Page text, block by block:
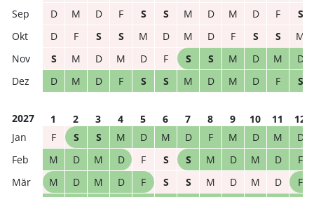
D
M D F S S M D M D F
S
D
F S S M D M D F S S
M
S
M D M D F S S M D M
D
D
M D F S S M D M D F S
2027 1 2 3 4 5 6 7 8 9 10 11
12
F
S S M D M D F M D M
D
M
D M D F S S M D M D
F
M
D M D F S S M D M D
F